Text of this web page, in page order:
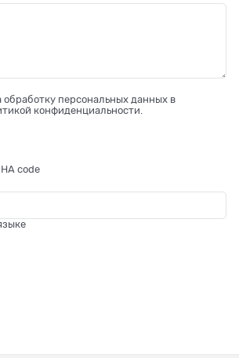
обработку персональных данных в
конфиденциальности